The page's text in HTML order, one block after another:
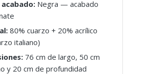
Negra — acabado
80% cuarzo + 20% acrílico
italiano)
76 cm de largo, 50 cm
y 20 cm de profundidad